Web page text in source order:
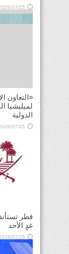
07/25
«التعاون
لميليشيا
الدولية
07/25
قطر
غدٍ الأحد
07/25